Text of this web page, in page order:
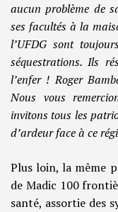
aucun problème de
ses facultés à la
l’UFDG sont
séquestrations. Ils
l’enfer ! Roger
Nous vous
invitons tous les
d’ardeur face à ce
Plus loin, la même
de Madic 100
santé, assortie des